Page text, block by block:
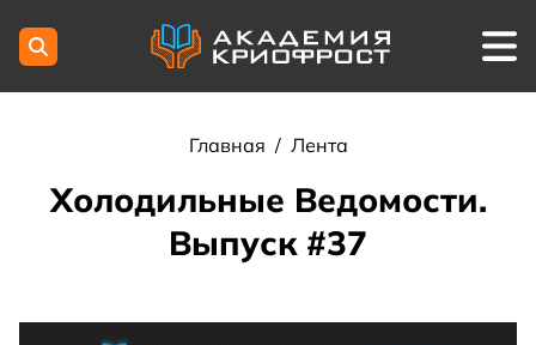
Главная / Лента
Холодильные Ведомости.
Выпуск #37